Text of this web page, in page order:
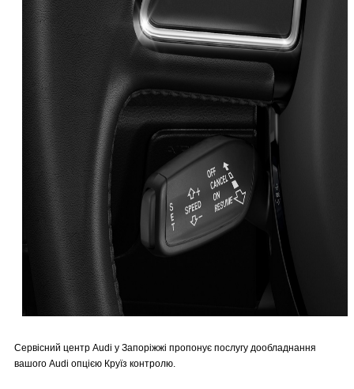
Audi аксесуари
Гарантія Audi
Audi Assistance
Сервісний центр Audi у Запоріжжі пропонує послугу дообладнання
вашого Audi опцією Круїз контролю.